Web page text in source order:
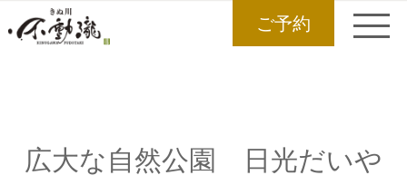
ご予約
広大な自然公園 日光だいや